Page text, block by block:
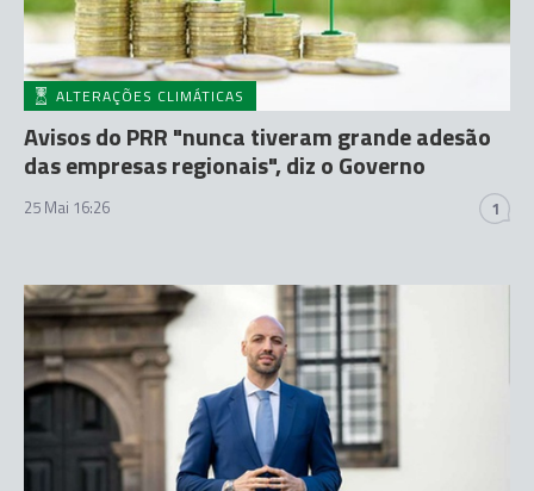
ALTERAÇÕES CLIMÁTICAS
Avisos do PRR "nunca tiveram grande adesão
das empresas regionais", diz o Governo
25 Mai 16:26 1